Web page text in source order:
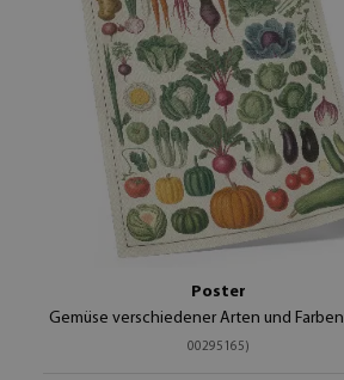
Poster
Gemüse verschiedener Arten und Farben
00295165)